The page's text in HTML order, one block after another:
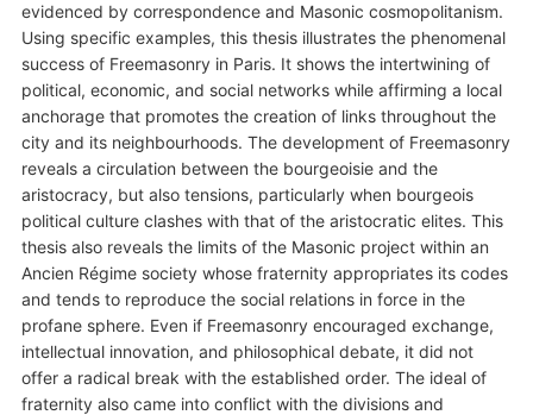
evidenced by correspondence and Masonic cosmopolitanism.
Using specific examples, this thesis illustrates the phenomenal
success of Freemasonry in Paris. It shows the intertwining of
political, economic, and social networks while affirming a local
anchorage that promotes the creation of links throughout the
city and its neighbourhoods. The development of Freemasonry
reveals a circulation between the bourgeoisie and the
aristocracy, but also tensions, particularly when bourgeois
political culture clashes with that of the aristocratic elites. This
thesis also reveals the limits of the Masonic project within an
Ancien Régime society whose fraternity appropriates its codes
and tends to reproduce the social relations in force in the
profane sphere. Even if Freemasonry encouraged exchange,
intellectual innovation, and philosophical debate, it did not
offer a radical break with the established order. The ideal of
fraternity also came into conflict with the divisions and